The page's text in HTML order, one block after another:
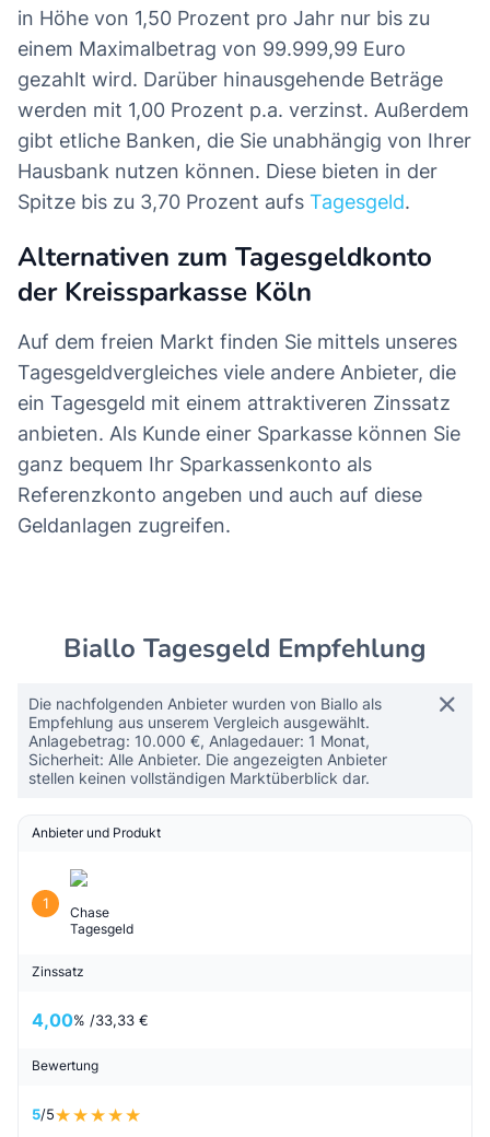
in Höhe von 1,50 Prozent pro Jahr nur bis zu
einem Maximalbetrag von 99.999,99 Euro
gezahlt wird. Darüber hinausgehende Beträge
werden mit 1,00 Prozent p.a. verzinst. Außerdem
gibt etliche Banken, die Sie unabhängig von Ihrer
Hausbank nutzen können. Diese bieten in der
Spitze bis zu 3,70 Prozent aufs Tagesgeld.
Alternativen zum Tagesgeldkonto
der Kreissparkasse Köln
Auf dem freien Markt finden Sie mittels unseres
Tagesgeldvergleiches viele andere Anbieter, die
ein Tagesgeld mit einem attraktiveren Zinssatz
anbieten. Als Kunde einer Sparkasse können Sie
ganz bequem Ihr Sparkassenkonto als
Referenzkonto angeben und auch auf diese
Geldanlagen zugreifen.
Biallo Tagesgeld Empfehlung
Die nachfolgenden Anbieter wurden von Biallo als
Empfehlung aus unserem Vergleich ausgewählt.
Anlagebetrag: 10.000 €, Anlagedauer: 1 Monat,
Sicherheit: Alle Anbieter. Die angezeigten Anbieter
stellen keinen vollständigen Marktüberblick dar.
Anbieter und Produkt
1
Chase
Tagesgeld
Zinssatz
4,00% /33,33 €
Bewertung
5/5